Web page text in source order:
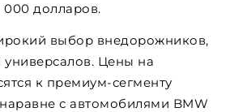
000 долларов.
выбор внедорожников,
универсалов. Цены на
к премиум-сегменту
с автомобилями BMW